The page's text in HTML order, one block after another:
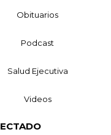
Obituarios
Podcast
Salud Ejecutiva
Videos